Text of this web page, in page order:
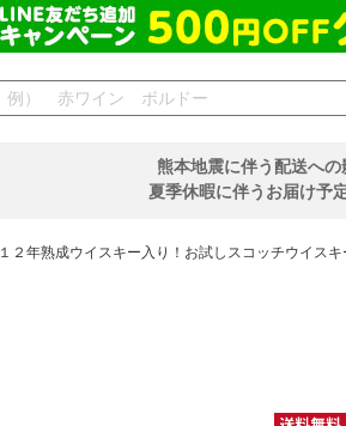
熊本地震に伴う配送へ
夏季休暇に伴うお届け予
１２年熟成ウイスキー入り！お試しスコッチウイスキ